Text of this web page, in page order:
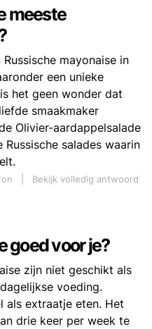
meeste
mayonaise in
een unieke
het geen wonder dat
smaakmaker
Olivier-aardappelsalade
salades waarin
Bekijk volledig antwoord
goed voor je?
zijn niet geschikt als
voeding.
als extraatje eten. Het
drie keer per week te